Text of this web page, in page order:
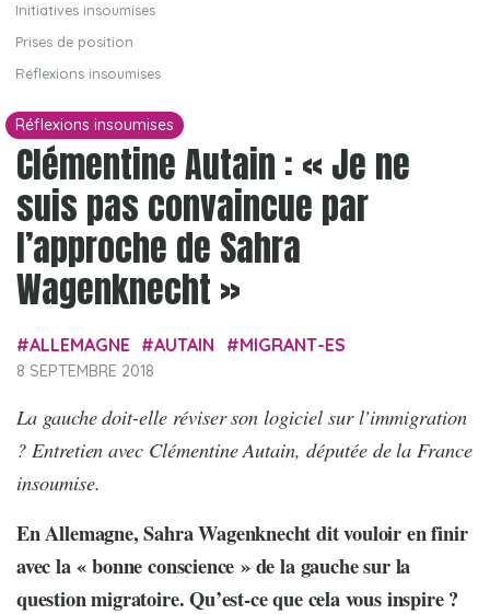
Initiatives insoumises
Prises de position
Réflexions insoumises
Réflexions insoumises
Clémentine Autain : « Je ne
suis pas convaincue par
l’approche de Sahra
Wagenknecht »
ALLEMAGNE AUTAIN MIGRANT-ES
8 SEPTEMBRE 2018
La gauche doit-elle réviser son logiciel sur l’immigration
? Entretien avec Clémentine Autain, députée de la France
insoumise.
En Allemagne, Sahra Wagenknecht dit vouloir en finir
avec la « bonne conscience » de la gauche sur la
question migratoire. Qu’est-ce que cela vous inspire ?